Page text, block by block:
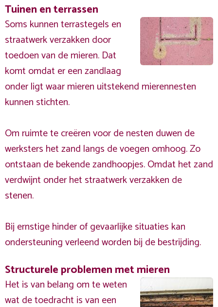
Tuinen en terrassen
Soms kunnen terrastegels en
straatwerk verzakken door
toedoen van de mieren. Dat
komt omdat er een zandlaag
onder ligt waar mieren uitstekend mierennesten
kunnen stichten.
Om ruimte te creëren voor de nesten duwen de
werksters het zand langs de voegen omhoog. Zo
ontstaan de bekende zandhoopjes. Omdat het zand
verdwijnt onder het straatwerk verzakken de
stenen.
Bij ernstige hinder of gevaarlijke situaties kan
ondersteuning verleend worden bij de bestrijding.
Structurele problemen met mieren
Het is van belang om te weten
wat de toedracht is van een